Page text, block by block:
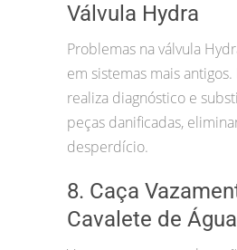
Válvula Hydra
Problemas na válvula
em sistemas mais
realiza diagnóstico e
peças danificadas,
desperdício.
8. Caça
Cavalete de Água